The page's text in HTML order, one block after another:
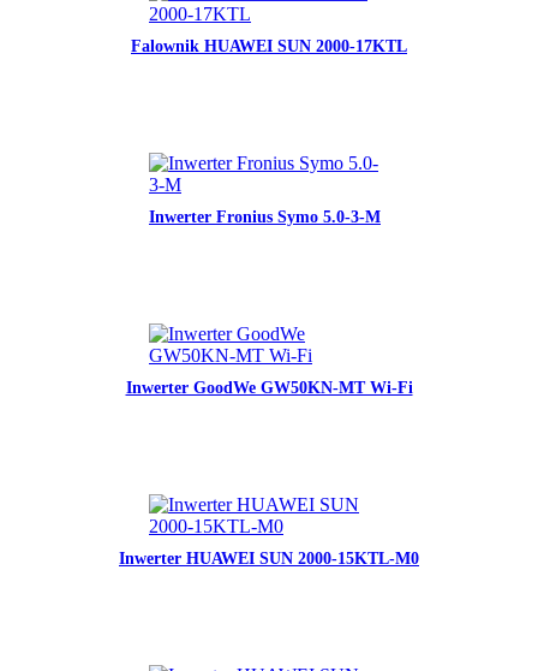
Falownik HUAWEI SUN 2000-17KTL
Inwerter Fronius Symo 5.0-3-M
Inwerter GoodWe GW50KN-MT Wi-Fi
Inwerter HUAWEI SUN 2000-15KTL-M0